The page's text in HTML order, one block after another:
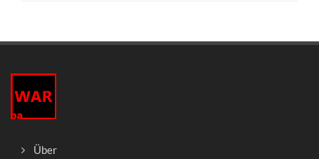
Über